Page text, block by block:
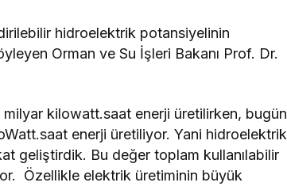
hidroelektrik potansiyelinin
Orman ve Su İşleri Bakanı Prof. Dr.
milyar kilowatt.saat enerji üretilirken, bugün
enerji üretiliyor. Yani hidroelektrik
geliştirdik. Bu değer toplam kullanılabilir
Özellikle elektrik üretiminin büyük